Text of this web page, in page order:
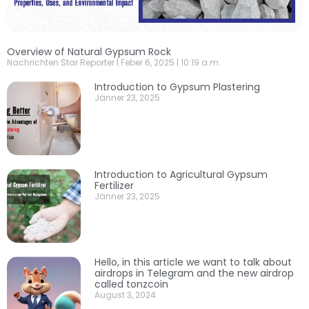
Overview of Natural Gypsum Rock
Nachrichten Star Reporter Feber 6, 2025 10:19 a.m.
Introduction to Gypsum Plastering
Jänner 23, 2025
Introduction to Agricultural Gypsum
Fertilizer
Jänner 23, 2025
Hello, in this article we want to talk about
airdrops in Telegram and the new airdrop
called tonzcoin
August 3, 2024